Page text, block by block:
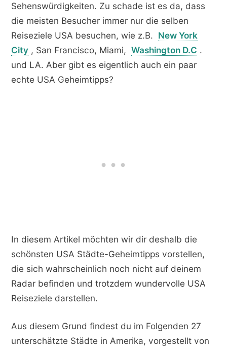
Sehenswürdigkeiten. Zu schade ist es da, dass
die meisten Besucher immer nur die selben
Reiseziele USA besuchen, wie z.B. New York
City , San Francisco, Miami, Washington D.C .
und LA. Aber gibt es eigentlich auch ein paar
echte USA Geheimtipps?
In diesem Artikel möchten wir dir deshalb die
schönsten USA Städte-Geheimtipps vorstellen,
die sich wahrscheinlich noch nicht auf deinem
Radar befinden und trotzdem wundervolle USA
Reiseziele darstellen.
Aus diesem Grund findest du im Folgenden 27
unterschätzte Städte in Amerika, vorgestellt von